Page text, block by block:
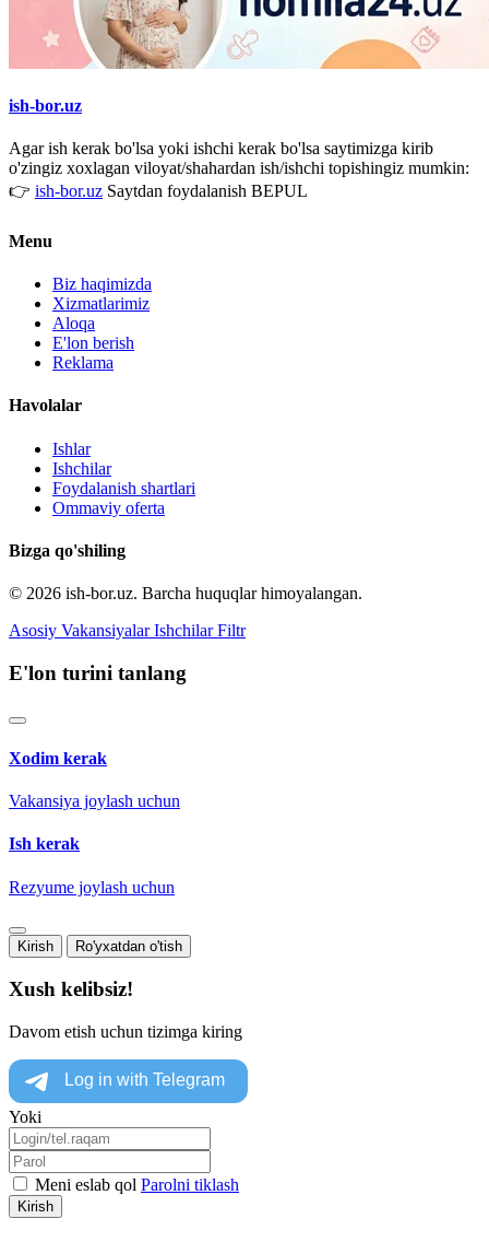
ish-bor.uz
Agar ish kerak bo'lsa yoki ishchi kerak bo'lsa saytimizga kirib
o'zingiz xoxlagan viloyat/shahardan ish/ishchi topishingiz mumkin:
👉 ish-bor.uz Saytdan foydalanish BEPUL
Menu
Biz haqimizda
Xizmatlarimiz
Aloqa
E'lon berish
Reklama
Havolalar
Ishlar
Ishchilar
Foydalanish shartlari
Ommaviy oferta
Bizga qo'shiling
© 2026 ish-bor.uz. Barcha huquqlar himoyalangan.
Asosiy Vakansiyalar Ishchilar Filtr
E'lon turini tanlang
Xodim kerak
Vakansiya joylash uchun
Ish kerak
Rezyume joylash uchun
Kirish Ro'yxatdan o'tish
Xush kelibsiz!
Davom etish uchun tizimga kiring
Yoki
Meni eslab qol Parolni tiklash
Kirish